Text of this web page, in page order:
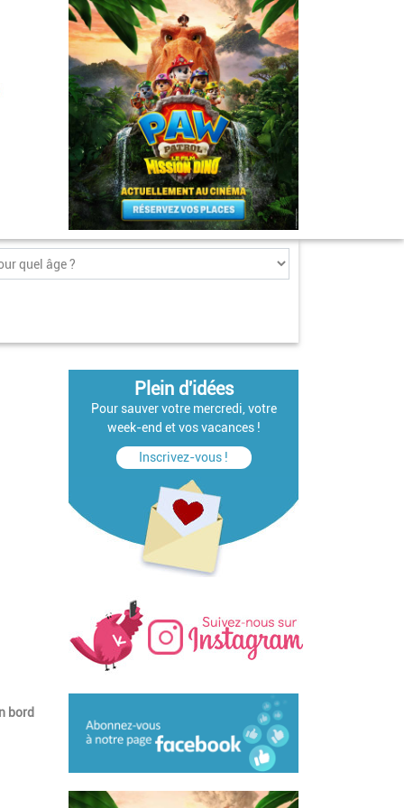
bord
Plein d'idées
Pour sauver votre mercredi, votre
week-end et vos vacances !
Inscrivez-vous !